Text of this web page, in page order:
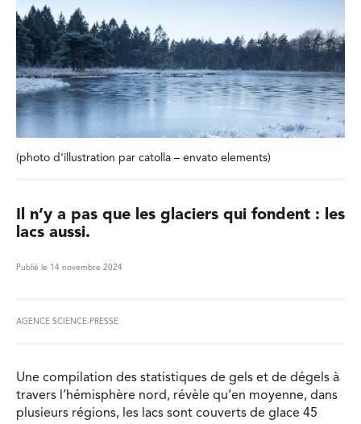
(photo d’illustration par catolla – envato elements)
Il n’y a pas que les glaciers qui fondent : les
lacs aussi.
Publié le 14 novembre 2024
AGENCE SCIENCE-PRESSE
Une compilation des statistiques de gels et de dégels à
travers l’hémisphère nord, révèle qu’en moyenne, dans
plusieurs régions, les lacs sont couverts de glace 45